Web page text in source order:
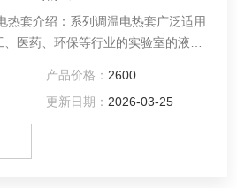
热套介绍：系列调温电热套广泛适用
医药、环保等行业的实验室的液体
成半球形内热式加热器，具有加热
加热均匀，安全节能等优点。
产品价格： 2600
更新日期： 2026-03-25